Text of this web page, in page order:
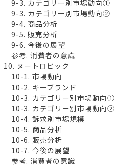
9-3. カテゴリー別市場動向①
9-3. カテゴリー別市場動向②
9-4. 商品分析
9-5. 販売分析
9-6. 今後の展望
参考. 消費者の意識
10. ヌートロピック
10-1. 市場動向
10-2. キーブランド
10-3. カテゴリー別市場動向①
10-3. カテゴリー別市場動向②
10-4. 訴求別市場規模
10-5. 商品分析
10-6. 販売分析
10-7. 今後の展望
参考. 消費者の意識